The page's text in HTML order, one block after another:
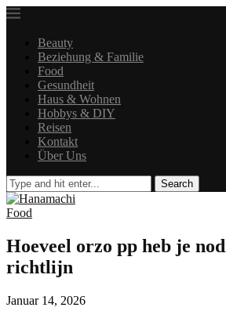
Beauty
Beziehung & Familie
Food
Gesundheit
Haus & Wohnen
Hobbys & DIY
Reisen
Kontakt
Über Uns
Search
Food
Hoeveel orzo pp heb je
richtlijn
Januar 14, 2026